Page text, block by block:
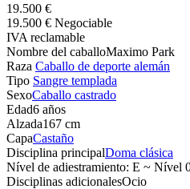
19.500 €
19.500 € Negociable
IVA reclamable
Nombre del caballoMaximo Park
Raza Caballo de deporte alemán
Tipo Sangre templada
SexoCaballo castrado
Edad6 años
Alzada167 cm
CapaCastaño
Disciplina principalDoma clásica
Nível de adiestramiento: E ~ Nível
Disciplinas adicionalesOcio